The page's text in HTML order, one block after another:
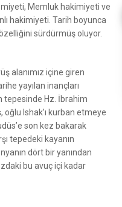
Memluk hakimiyeti ve
hakimiyeti. Tarih boyunca
sürdürmüş oluyor.
alanımız içine giren
yayılan inançları
tepesinde Hz. İbrahim
oğlu Ishak’ı kurban etmeye
son kez bakarak
tepedeki kayanın
dört bir yanından
bu avuç içi kadar